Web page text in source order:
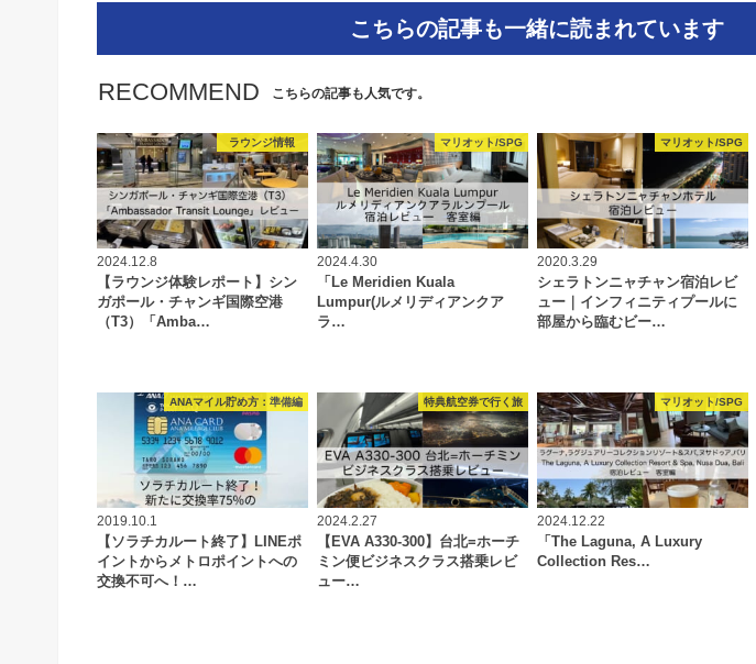
こちらの記事も一緒に読まれています
RECOMMEND こちらの記事も人気です。
ラウンジ情報
2024.12.8
【ラウンジ体験レポート】シン
ガポール・チャンギ国際空港
（T3）「Amba…
マリオット/SPG
2024.4.30
「Le Meridien Kuala
Lumpur(ルメリディアンクア
ラ…
マリオット/SPG
2020.3.29
シェラトンニャチャン宿泊レビ
ュー｜インフィニティプールに
部屋から臨むビー…
ANAマイル貯め方：準備編
2019.10.1
【ソラチカルート終了】LINEポ
イントからメトロポイントへの
交換不可へ！…
特典航空券で行く旅
2024.2.27
【EVA A330-300】台北=ホーチ
ミン便ビジネスクラス搭乗レビ
ュー…
マリオット/SPG
2024.12.22
「The Laguna, A Luxury
Collection Res…